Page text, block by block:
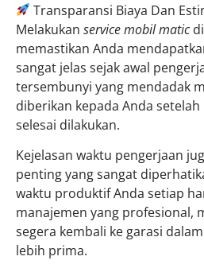
Transparansi Biaya Dan
Melakukan service mobil maticdi
memastikan Anda
sangat jelas sejak awal
tersembunyi yang mendadak
diberikan kepada Anda
selesai dilakukan.
Kejelasan waktu pengerjaan
penting yang sangat
waktu produktif Anda setiap
manajemen yang profesional,
segera kembali ke garasi
lebih prima.